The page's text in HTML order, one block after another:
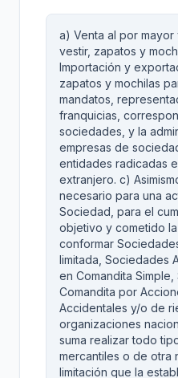
a) Venta al por
vestir, zapatos y
Importación y
zapatos y mochilas
mandatos,
franquicias,
sociedades, y la
empresas de
entidades radicadas
extranjero. c)
necesario para una
Sociedad, para el
objetivo y cometido
conformar
limitada, Sociedades
en Comandita
Comandita por
Accidentales y/o de
organizaciones
suma realizar todo
mercantiles o de otra
limitación que la